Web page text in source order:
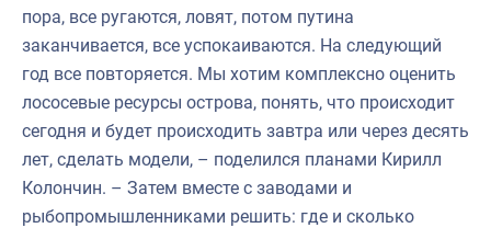
пора, все ругаются, ловят, потом путина
заканчивается, все успокаиваются. На следующий
год все повторяется. Мы хотим комплексно оценить
лососевые ресурсы острова, понять, что происходит
сегодня и будет происходить завтра или через десять
лет, сделать модели, – поделился планами Кирилл
Колончин. – Затем вместе с заводами и
рыбопромышленниками решить: где и сколько